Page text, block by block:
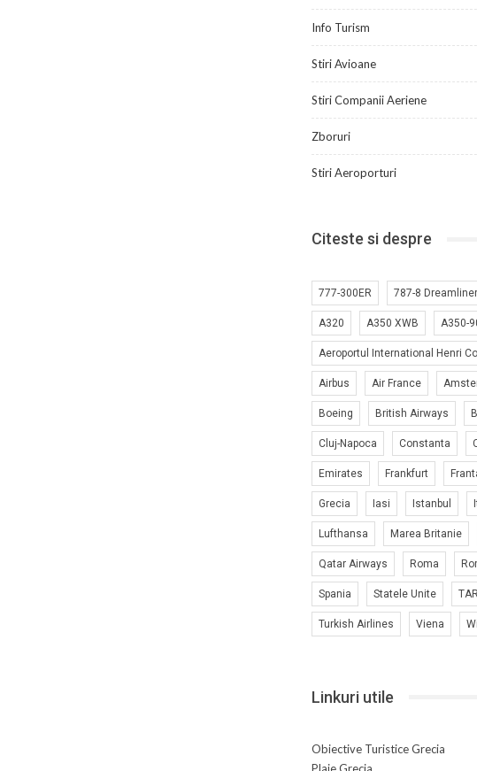
Info Turism
Stiri Avioane
Stiri Companii Aeriene
Zboruri
Stiri Aeroporturi
Citeste si despre
777-300ER 787-8 Dreamliner
A320 A350 XWB A350-
Aeroportul International Henri
Airbus Air France
Boeing British Airways
Cluj-Napoca Constanta
Emirates Frankfurt
Grecia Iasi Istanbul
Lufthansa Marea Britanie
Qatar Airways Roma
Spania Statele Unite
Turkish Airlines Viena
Linkuri utile
Obiective Turistice Grecia
Plaje Grecia